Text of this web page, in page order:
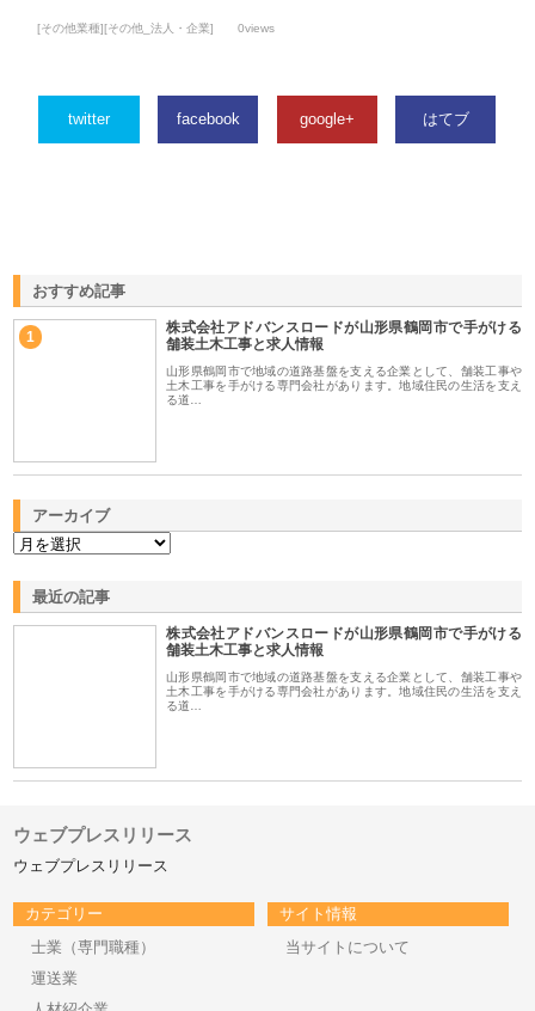
[その他業種][その他_法人・企業] 0views
twitter facebook google+ はてブ
おすすめ記事
1
株式会社アドバンスロードが山形県鶴岡市で手がける
舗装土木工事と求人情報
山形県鶴岡市で地域の道路基盤を支える企業として、舗装工事や
土木工事を手がける専門会社があります。地域住民の生活を支え
る道…
アーカイブ
最近の記事
株式会社アドバンスロードが山形県鶴岡市で手がける
舗装土木工事と求人情報
山形県鶴岡市で地域の道路基盤を支える企業として、舗装工事や
土木工事を手がける専門会社があります。地域住民の生活を支え
る道…
ウェブプレスリリース
ウェブプレスリリース
カテゴリー
士業（専門職種）
運送業
サイト情報
当サイトについて